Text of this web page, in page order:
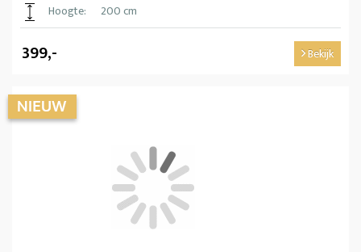
Hoogte:
200 cm
399,- Bekijk